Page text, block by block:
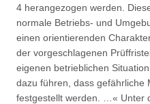
4 herangezogen werden.
normale Betriebs- und
einen orientierenden
der vorgeschlagenen
eigenen betrieblichen
dazu führen, dass gefährliche
festgestellt werden. …« Unter